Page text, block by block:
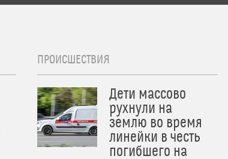
ПРОИСШЕСТВИЯ
Дети массово
рухнули на
землю во время
линейки в честь
погибшего на